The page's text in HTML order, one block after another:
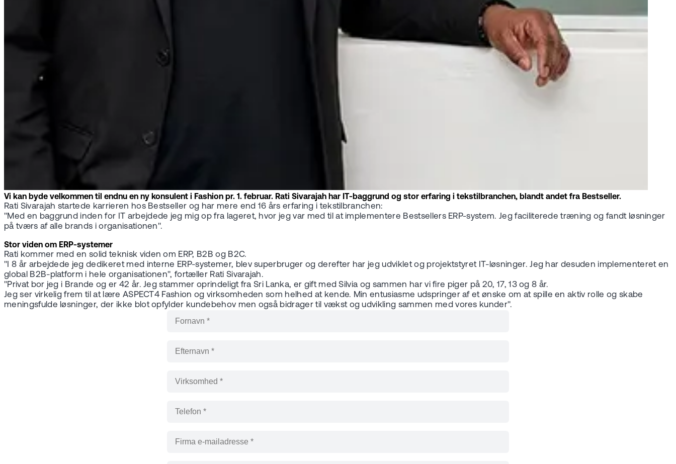
Vi kan byde velkommen til endnu en ny konsulent i Fashion pr. 1. februar. Rati Sivarajah har IT-baggrund og stor erfaring i tekstilbranchen, blandt andet fra Bestseller.
Rati Sivarajah startede karrieren hos Bestseller og har mere end 16 års erfaring i tekstilbranchen:
"Med en baggrund inden for IT arbejdede jeg mig op fra lageret, hvor jeg var med til at implementere Bestsellers ERP-system. Jeg faciliterede træning og fandt løsninger
på tværs af alle brands i organisationen".
Stor viden om ERP-systemer
Rati kommer med en solid teknisk viden om ERP, B2B og B2C.
"I 8 år arbejdede jeg dedikeret med interne ERP-systemer, blev superbruger og derefter har jeg udviklet og projektstyret IT-løsninger. Jeg har desuden implementeret en
global B2B-platform i hele organisationen", fortæller Rati Sivarajah.
"Privat bor jeg i Brande og er 42 år. Jeg stammer oprindeligt fra Sri Lanka, er gift med Silvia og sammen har vi fire piger på 20, 17, 13 og 8 år.
Jeg ser virkelig frem til at lære ASPECT4 Fashion og virksomheden som helhed at kende. Min entusiasme udspringer af et ønske om at spille en aktiv rolle og skabe
meningsfulde løsninger, der ikke blot opfylder kundebehov men også bidrager til vækst og udvikling sammen med vores kunder".